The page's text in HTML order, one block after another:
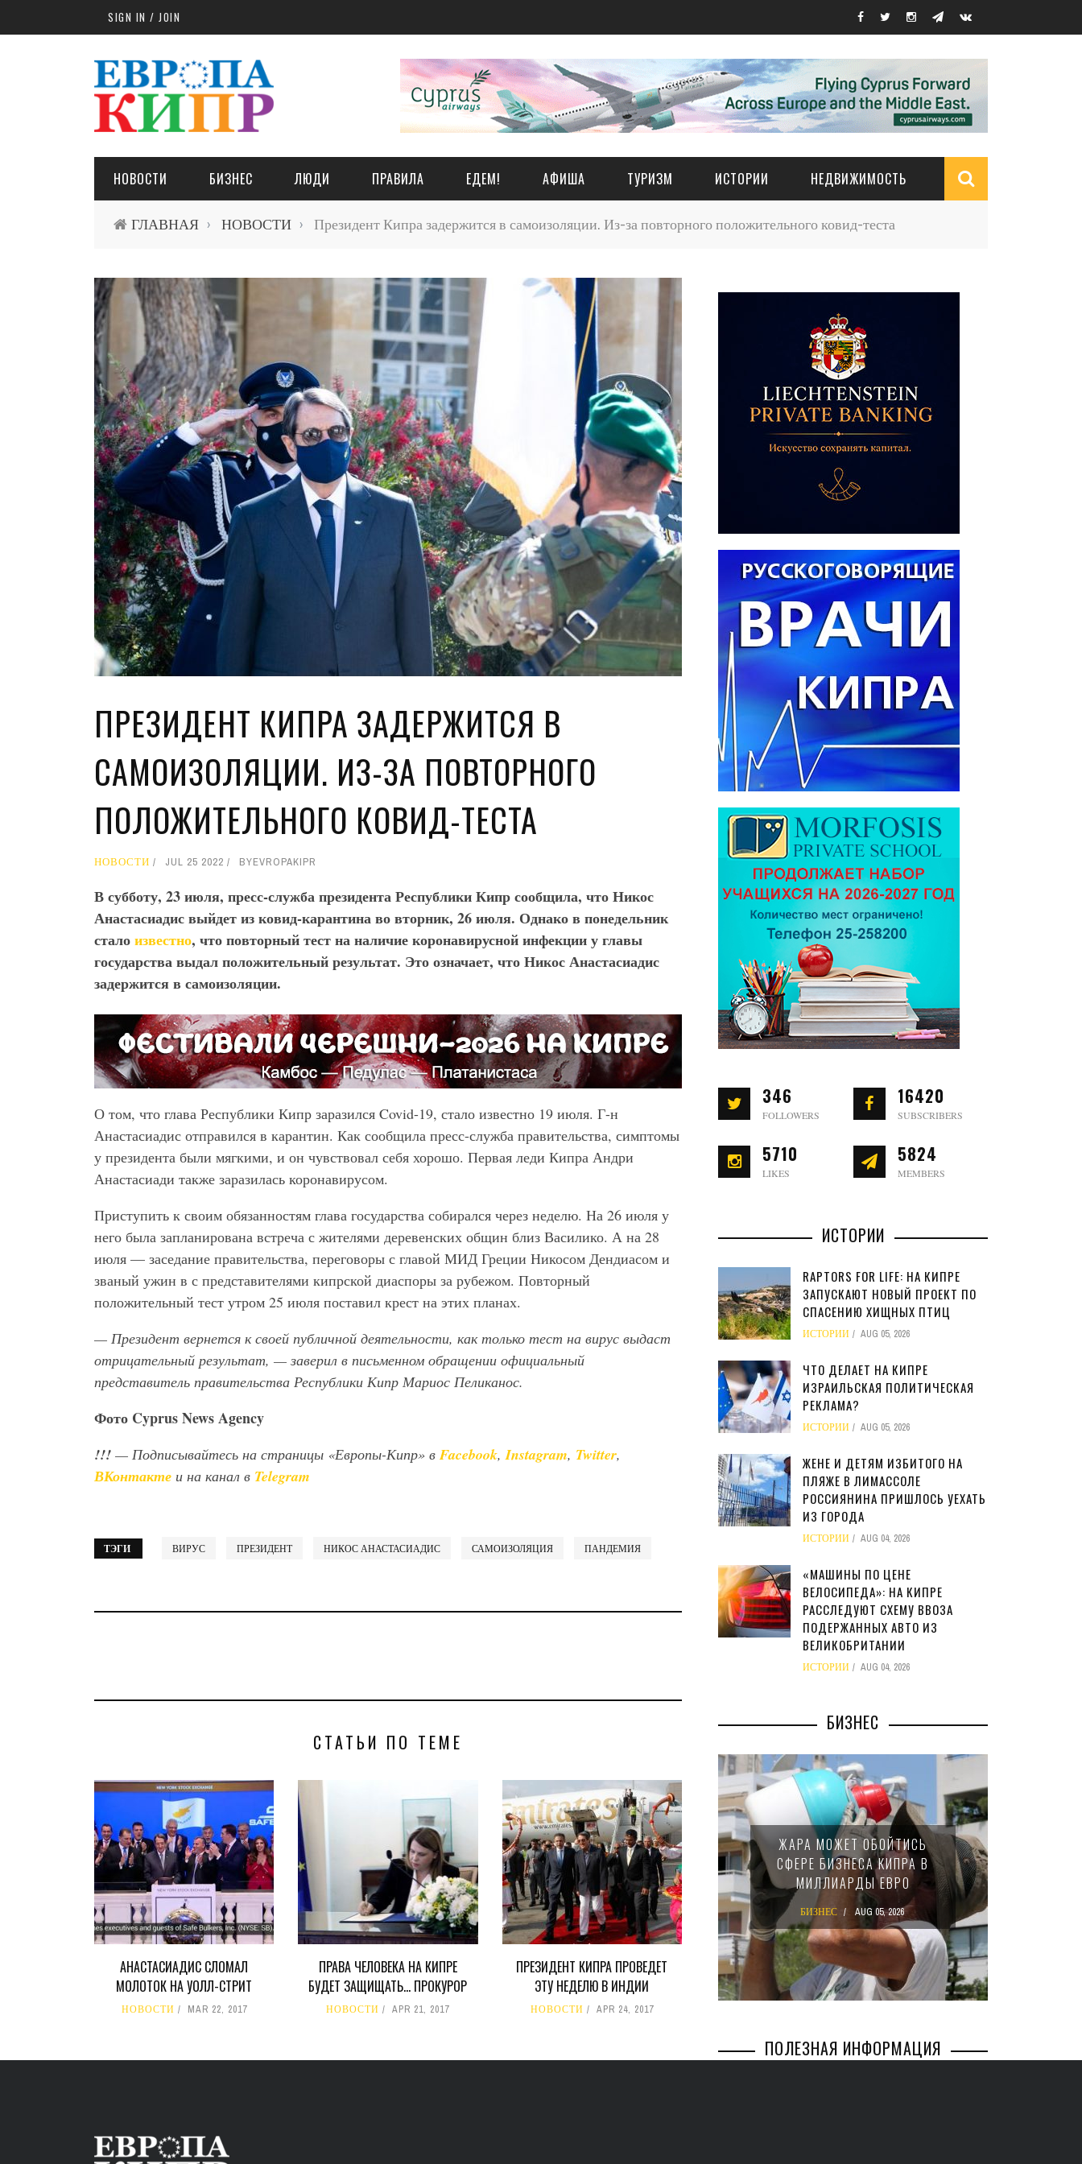
Skip to main contentSIGN IN / JOIN
НОВОСТИ БИЗНЕС ЛЮДИ ПРАВИЛА ЕДЕМ! АФИША ТУРИЗМ ИСТОРИИ НЕДВИЖИМОСТЬ
ГЛАВНАЯ › НОВОСТИ › Президент Кипра задержится в самоизоляции. Из-за повторного положительного ковид-теста
ПРЕЗИДЕНТ КИПРА ЗАДЕРЖИТСЯ В
САМОИЗОЛЯЦИИ. ИЗ-ЗА ПОВТОРНОГО
ПОЛОЖИТЕЛЬНОГО КОВИД-ТЕСТА
НОВОСТИ JUL 25 2022 BYEVROPAKIPR
В субботу, 23 июля, пресс-служба президента Республики Кипр сообщила, что Никос
Анастасиадис выйдет из ковид-карантина во вторник, 26 июля. Однако в понедельник
сталоизвестно, что повторный тест на наличие коронавирусной инфекции у главы
государства выдал положительный результат. Это означает, что Никос Анастасиадис
задержится в самоизоляции.
О том, что глава Республики Кипр заразился Covid-19, стало известно 19 июля. Г-н
Анастасиадис отправился в карантин. Как сообщила пресс-служба правительства, симптомы
у президента были мягкими, и он чувствовал себя хорошо. Первая леди Кипра Андри
Анастасиади также заразилась коронавирусом.
Приступить к своим обязанностям глава государства собирался через неделю. На 26 июля у
него была запланирована встреча с жителями деревенских общин близ Василико. А на 28
июля — заседание правительства, переговоры с главой МИД Греции Никосом Дендиасом и
званый ужин в с представителями кипрской диаспоры за рубежом. Повторный
положительный тест утром 25 июля поставил крест на этих планах.
— Президент вернется к своей публичной деятельности, как только тест на вирус выдаст
отрицательный результат, — заверил в письменном обращении официальный
представитель правительства Республики Кипр Мариос Пеликанос.
Фото CyprusNewsAgency
!!! — Подписывайтесь на страницы «Европы-Кипр» вFacebook,Instagram, Twitter,
ВКонтакте и на канал в Telegram
ТЭГИ ВИРУС ПРЕЗИДЕНТ НИКОС АНАСТАСИАДИС САМОИЗОЛЯЦИЯ ПАНДЕМИЯ
СТАТЬИ ПО ТЕМЕ
АНАСТАСИАДИС СЛОМАЛ
МОЛОТОК НА УОЛЛ-СТРИТ
НОВОСТИ MAR 22, 2017
ПРАВА ЧЕЛОВЕКА НА КИПРЕ
БУДЕТ ЗАЩИЩАТЬ… ПРОКУРОР
НОВОСТИ APR 21, 2017
ПРЕЗИДЕНТ КИПРА ПРОВЕДЕТ
ЭТУ НЕДЕЛЮ В ИНДИИ
НОВОСТИ APR 24, 2017
346
FOLLOWERS
16420
SUBSCRIBERS
5710
LIKES
5824
MEMBERS
ИСТОРИИ
RAPTORS FOR LIFE: НА КИПРЕ
ЗАПУСКАЮТ НОВЫЙ ПРОЕКТ ПО
СПАСЕНИЮ ХИЩНЫХ ПТИЦ
ИСТОРИИ AUG 05, 2026
ЧТО ДЕЛАЕТ НА КИПРЕ
ИЗРАИЛЬСКАЯ ПОЛИТИЧЕСКАЯ
РЕКЛАМА?
ИСТОРИИ AUG 05, 2026
ЖЕНЕ И ДЕТЯМ ИЗБИТОГО НА
ПЛЯЖЕ В ЛИМАССОЛЕ
РОССИЯНИНА ПРИШЛОСЬ УЕХАТЬ
ИЗ ГОРОДА
ИСТОРИИ AUG 04, 2026
«МАШИНЫ ПО ЦЕНЕ
ВЕЛОСИПЕДА»: НА КИПРЕ
РАССЛЕДУЮТ СХЕМУ ВВОЗА
ПОДЕРЖАННЫХ АВТО ИЗ
ВЕЛИКОБРИТАНИИ
ИСТОРИИ AUG 04, 2026
БИЗНЕС
В 2028 ГОДУ ENI НАЧНЕТ
ДОБЫЧУ ГАЗА НА
МЕСТОРОЖДЕНИИ KRONOS
НА КИПРСКОМ ШЕЛЬФЕ
БИЗНЕС JUL 28, 2026
ЖАРА МОЖЕТ ОБОЙТИСЬ
СФЕРЕ БИЗНЕСА КИПРА В
МИЛЛИАРДЫ ЕВРО
БИЗНЕС AUG 05, 2026
ПОЛЕЗНАЯ ИНФОРМАЦИЯ